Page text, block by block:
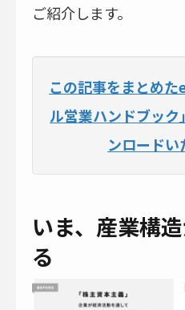
ご紹介します。
この記事をまとめ
ル営業ハンドブッ
ンロードい
いま、産業構
る